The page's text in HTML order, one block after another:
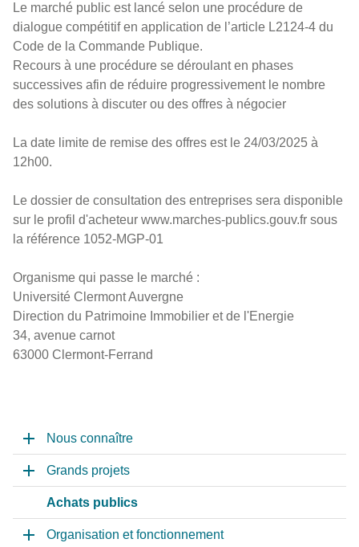
Le marché public est lancé selon une procédure de
dialogue compétitif en application de l’article L2124-4 du
Code de la Commande Publique.
Recours à une procédure se déroulant en phases
successives afin de réduire progressivement le nombre
des solutions à discuter ou des offres à négocier
La date limite de remise des offres est le 24/03/2025 à
12h00.
Le dossier de consultation des entreprises sera disponible
sur le profil d'acheteur www.marches-publics.gouv.fr sous
la référence 1052-MGP-01
Organisme qui passe le marché :
Université Clermont Auvergne
Direction du Patrimoine Immobilier et de l'Energie
34, avenue carnot
63000 Clermont-Ferrand
Nous connaître
Grands projets
Achats publics
Organisation et fonctionnement